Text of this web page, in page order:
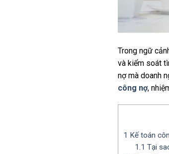
Trong ngữ
và kiểm soát
nợ mà doanh
công nợ,
1 Kế toán
1.1 Tại